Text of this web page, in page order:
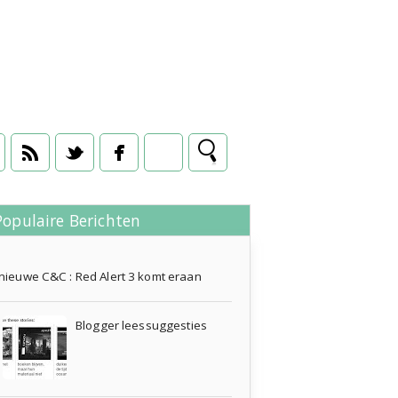
Berichten
C&C : Red Alert 3 komt eraan
Blogger leessuggesties